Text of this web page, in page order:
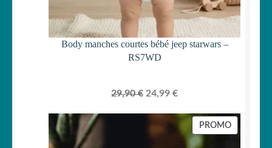
Body manches courtes bébé jeep starwars –
RS7WD
29,90€ Le
initial
était :
24,99 €Le
actuel
est :
PROMOPRODUIT